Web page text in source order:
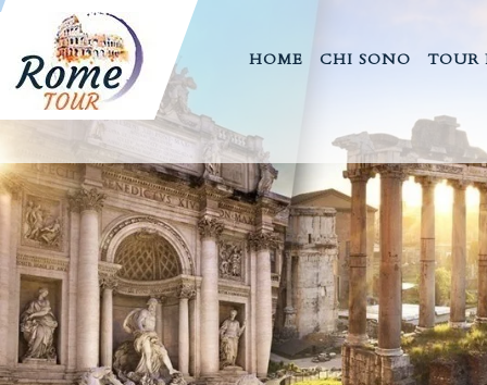
ROCCONI
LUCA
ROCCONI
LUCA
HOME CHI SONO TOUR